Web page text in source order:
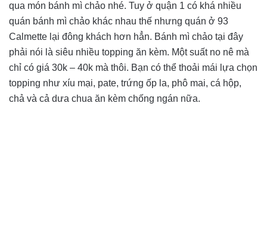
qua món bánh mì chảo nhé. Tuy ở quận 1 có khá nhiều
quán bánh mì chảo khác nhau thế nhưng quán ở 93
Calmette lại đông khách hơn hẳn. Bánh mì chảo tại đây
phải nói là siêu nhiều topping ăn kèm. Một suất no nê mà
chỉ có giá 30k – 40k mà thôi. Bạn có thể thoải mái lựa chọn
topping như xíu mại, pate, trứng ốp la, phô mai, cá hộp,
chả và cả dưa chua ăn kèm chống ngán nữa.